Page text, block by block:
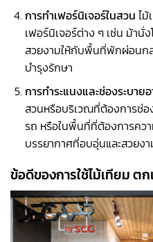
การทำเฟอร์นิเจอร์ในสวน ไม้
เฟอร์นิเจอร์ต่าง ๆ เช่น ม้านั่
สวยงามให้กับพื้นที่พักผ่อนกล
บำรุงรักษา
การทำระแนงและช่องระบาย
สวนหรือบริเวณที่ต้องการช่อ
รถ หรือในพื้นที่ที่ต้องการคว
บรรยากาศที่อบอุ่นและสวยง
ข้อดีของการใช้ไม้เทียม ต